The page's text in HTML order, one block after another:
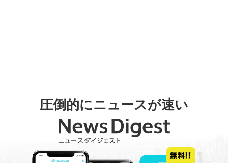
圧倒的にニュースが速い